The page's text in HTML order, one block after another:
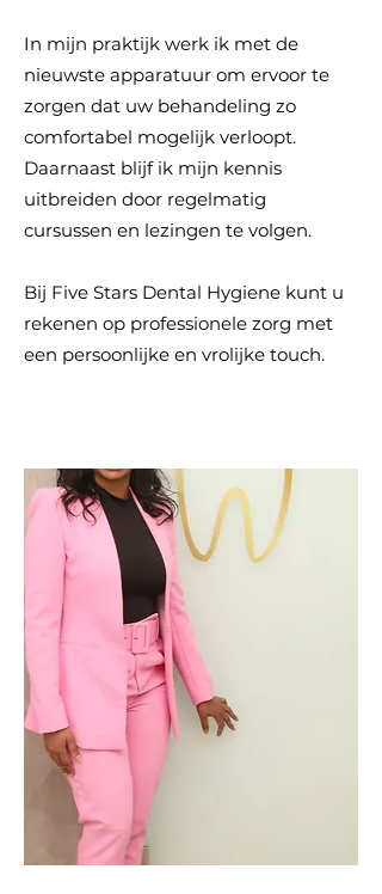
In mijn praktijk werk ik met de
nieuwste apparatuur om ervoor te
zorgen dat uw behandeling zo
comfortabel mogelijk verloopt.
Daarnaast blijf ik mijn kennis
uitbreiden door regelmatig
cursussen en lezingen te volgen.
Bij Five Stars Dental Hygiene kunt u
rekenen op professionele zorg met
een persoonlijke en vrolijke touch.